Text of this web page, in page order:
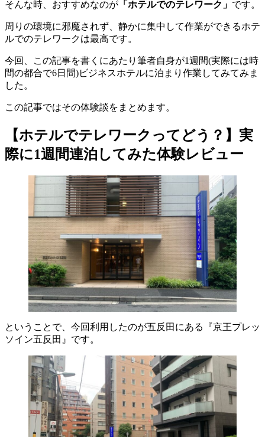
そんな時、おすすめなのが 「ホテルでのテレワーク」 です。
周りの環境に邪魔されず、静かに集中して作業ができるホテ
ルでのテレワークは最高です。
今回、この記事を書くにあたり筆者自身が1週間(実際には時
間の都合で6日間)ビジネスホテルに泊まり作業してみてみま
した。
この記事ではその体験談をまとめます。
【ホテルでテレワークってどう？】実
際に1週間連泊してみた体験レビュー
ということで、今回利用したのが五反田にある『京王プレッ
ソイン五反田』です。